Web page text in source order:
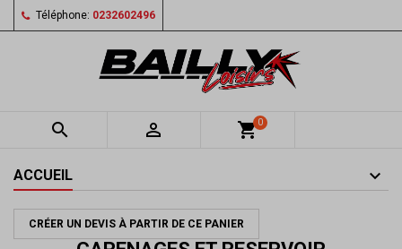
Téléphone: 0232602496
  shopping_cart0
ACCUEIL
CRÉER UN DEVIS À PARTIR DE CE PANIER